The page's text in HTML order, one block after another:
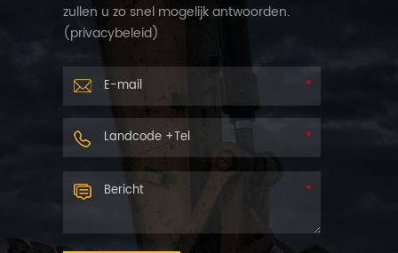
zullen u zo snel mogelijk antwoorden.
(privacybeleid)